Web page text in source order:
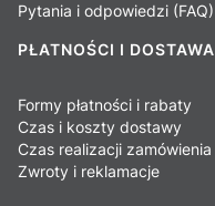
Pytania i odpowiedzi (FAQ)
PŁATNOŚCI I DOSTAWA
Formy płatności i rabaty
Czas i koszty dostawy
Czas realizacji zamówienia
Zwroty i reklamacje